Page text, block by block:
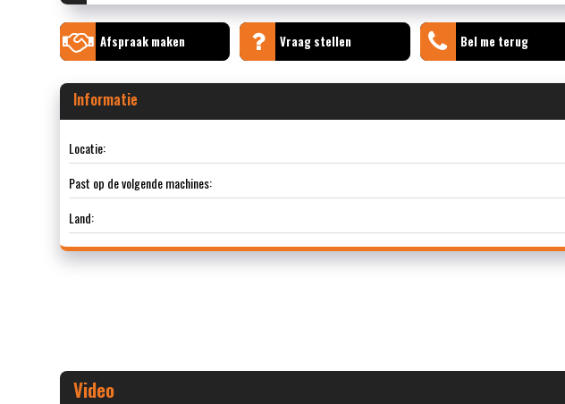
Afspraak maken Vraag stellen Bel me terug
Informatie
Locatie:
Past op de volgende machines:
Land:
Video